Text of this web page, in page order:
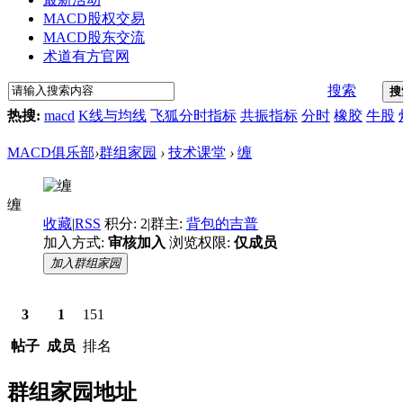
MACD股权交易
MACD股东交流
术道有方官网
搜索
热搜: macd K线与均线 飞狐分时指标 共振指标 分时 橡胶 牛股
MACD俱乐部›群组家园 › 技术课堂 › 缠
缠
收藏|RSS 积分: 2|群主: 背包的吉普
加入方式: 审核加入 浏览权限: 仅成员
加入群组家园
3
帖子
1
成员
151
排名
群组家园地址